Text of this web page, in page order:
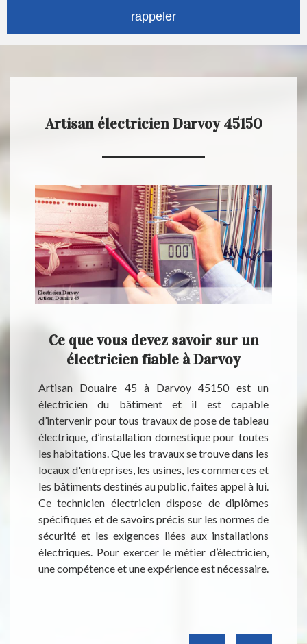
Artisan électricien Darvoy 45150
faire
ces
ces
il est
en
sont
cet
Ce que vous devez savoir sur un
électricien fiable à Darvoy
Artisan Douaire 45 à Darvoy 45150 est un
électricien du bâtiment et il est capable
d’intervenir pour tous travaux de pose de tableau
électrique, d’installation domestique pour toutes
les habitations. Que les travaux se trouve dans les
locaux d'entreprises, les usines, les commerces et
les bâtiments destinés au public, faites appel à lui.
Ce technicien électricien dispose de diplômes
spécifiques et de savoirs précis sur les normes de
sécurité et les exigences liées aux installations
électriques. Pour exercer le métier d’électricien,
une compétence et une expérience est nécessaire.
faire
En
peut
des
à